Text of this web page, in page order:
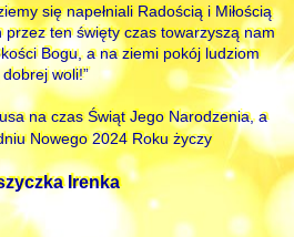
się napełniali Radością i Miłością
ten święty czas towarzyszą nam
Bogu, a na ziemi pokój ludziom
dobrej woli!”
na czas Świąt Jego Narodzenia, a
Nowego 2024 Roku życzy
Irenka